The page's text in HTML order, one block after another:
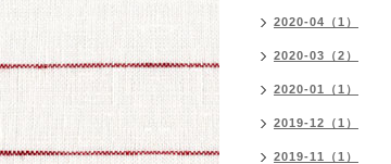
2020-04（1）
2020-03（2）
2020-01（1）
2019-12（1）
2019-11（1）